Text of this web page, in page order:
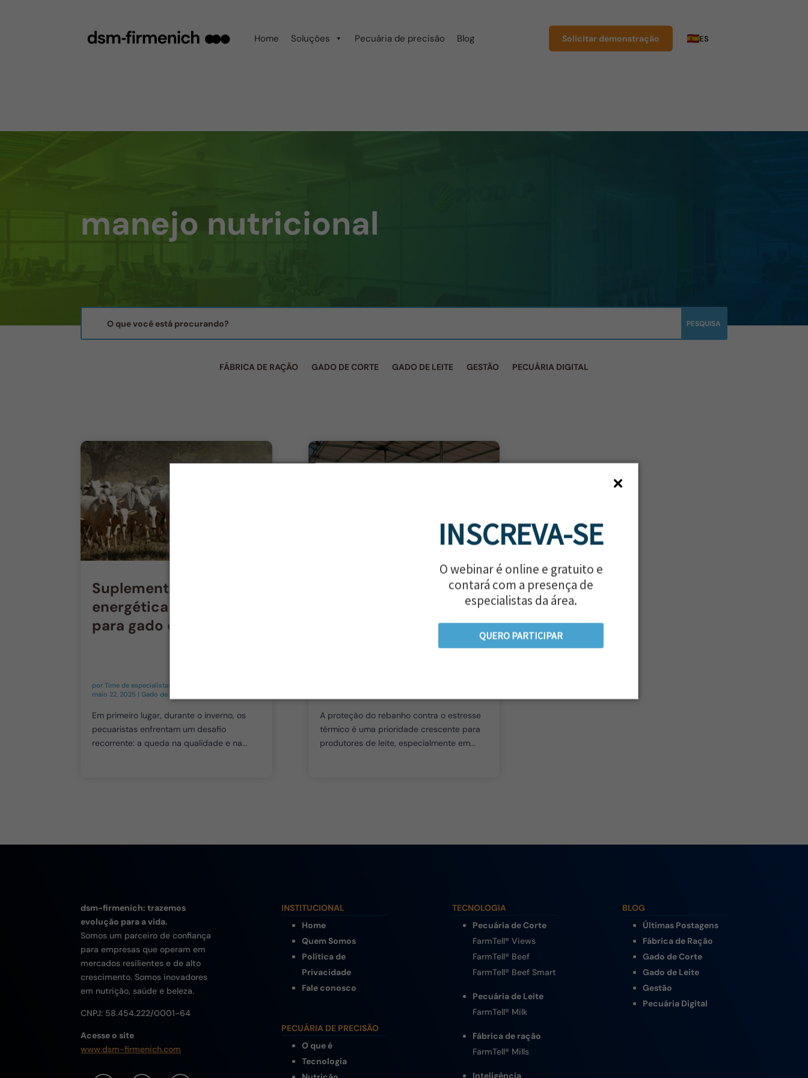
INSCREVA-SE
O webinar é online e gratuito e
contará com a presença de
especialistas da área.
QUERO PARTICIPAR
Home Soluções Pecuária de precisão Blog Solicitar demonstração ES
manejo nutricional
FÁBRICA DE RAÇÃO GADO DE CORTE GADO DE LEITE GESTÃO PECUÁRIA DIGITAL
Suplementação
energética no inverno
para gado de corte
porTime de especialistas em Pecuária de Precisão
maio 22, 2025 |Gado de Corte
Em primeiro lugar, durante o inverno, os
pecuaristas enfrentam um desafio
recorrente: a queda na qualidade e na...
Proteja seu rebanho do
estresse térmico: evite
prejuízos na produção
leiteira com estratégias
A proteção do rebanho contra o estresse
térmico é uma prioridade crescente para
produtores de leite, especialmente em...
dsm-firmenich: trazemos
evolução para a vida.
Somos um parceiro de confiança
para empresas que operam em
mercados resilientes e de alto
crescimento. Somos inovadores
em nutrição, saúde e beleza.
CNPJ: 58.454.222/0001-64
Acesse o site
www.dsm-firmenich.com
INSTITUCIONAL
Home
Quem Somos
Política de
Privacidade
Fale conosco
PECUÁRIA DE PRECISÃO
O que é
Tecnologia
TECNOLOGIA
Pecuária de Corte
FarmTell® Views
FarmTell® Beef
FarmTell® Beef Smart
Pecuária de Leite
FarmTell® Milk
Fábrica de ração
FarmTell® Mills
Inteligência
BLOG
Últimas Postagens
Fábrica de Ração
Gado de Corte
Gado de Leite
Gestão
Pecuária Digital